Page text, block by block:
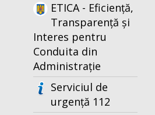
ETICA - Eficiență,
Transparență și
Interes pentru
Conduita din
Administrație
Serviciul de
urgență 112